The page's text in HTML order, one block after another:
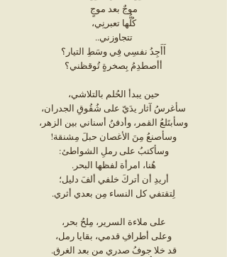
موجٌ بعد موجٍ
كُلُّها تعبرنِي،
تتجاوزني..
أَأَجِدُ نفسِي فِي وسَطِ التيار؟
أأصطدِمُ بِصخرةٍ تُوقظني؟
حين يبدأ الحُلم بالتلاشي،
سأغرسُ آثار يدَيّ على شُقُوقِ الجدران،
وسأبتَلعُ القمر، وأدفنُ أسناني بين الزهر،
وسأصنعُ مِنَ الأغصان حبلَ مِشنقة!
وسأكتبُ على رملِ الشواطئ:
هُنا، امرأة لفظها البحر.
أريدِ أن أتركَ خلفي ألفَ دليل؛
لِتقتفي كل النساء مِن بعدي أثري.
على ملاءة السرير، مِلحُ بحر،
وعلى أطرافِ قدمي، بقايا رمل،
قد خلا جوفُ صدري من بعد الغرق.